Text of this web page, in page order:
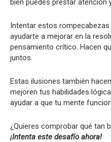
bien puedes prestar atención
Intentar estos
ayudarte a mejorar en la
pensamiento crítico. Hacen
juntos.
Estas ilusiones también
mejoren tus habilidades
ayudar a que tu mente
¿Quieres comprobar qué tan
¡Intenta este desafío ahora!